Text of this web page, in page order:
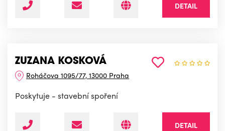
DETAIL
ZUZANA KOSKOVÁ
Roháčova 1095/77, 13000 Praha
Poskytuje - stavební spoření
DETAIL